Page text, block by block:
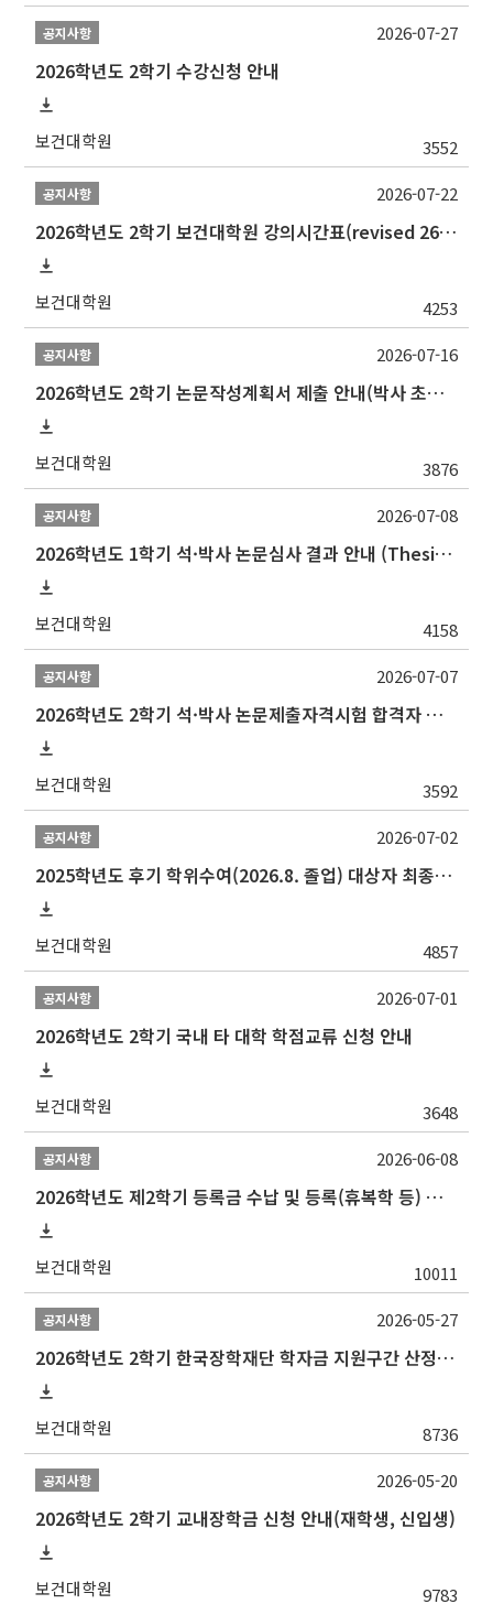
공지사항
2026학년도 2학기 수강신청 안내
보건대학원 3552
2026-07-27
공지사항
2026학년도 2학기 보건대학원 강의시간표(revised 260803)(2026 2nd SEMESTER SNU GSPH TIMETABLE)
보건대학원 4253
2026-07-22
공지사항
2026학년도 2학기 논문작성계획서 제출 안내(박사 초심 일정 포함)_Thesis Proposal
보건대학원 3876
2026-07-16
공지사항
2026학년도 1학기 석·박사 논문심사 결과 안내 (Thesis Defense Result)
보건대학원 4158
2026-07-08
공지사항
2026학년도 2학기 석·박사 논문제출자격시험 합격자 공고(TSQ Exam Result)
보건대학원 3592
2026-07-07
공지사항
2025학년도 후기 학위수여(2026.8. 졸업) 대상자 최종인준 논문 제출 안내
보건대학원 4857
2026-07-02
공지사항
2026학년도 2학기 국내 타 대학 학점교류 신청 안내
보건대학원 3648
2026-07-01
공지사항
2026학년도 제2학기 등록금 수납 및 등록(휴복학 등) 일정 안내
보건대학원 10011
2026-06-08
공지사항
2026학년도 2학기 한국장학재단 학자금 지원구간 산정 신청 안내
보건대학원 8736
2026-05-27
공지사항
2026학년도 2학기 교내장학금 신청 안내(재학생, 신입생)
보건대학원 9783
2026-05-20